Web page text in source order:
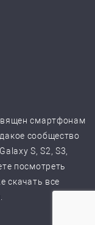
смартфонам
сообщество
S, S2, S3,
посмотреть
скачать все